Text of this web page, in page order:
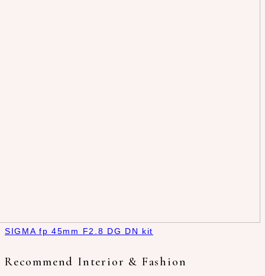
SIGMA fp 45mm F2.8 DG DN kit
Recommend Interior & Fashion